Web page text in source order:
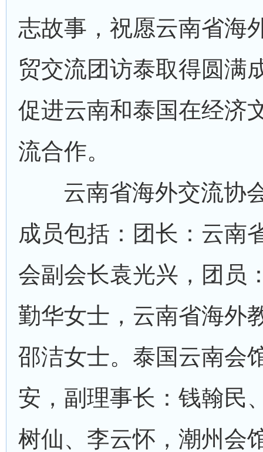
志故事，祝愿云南省海
贸交流团访泰取得圆满
促进云南和泰国在经济
流合作。
云南省海外交流协
成员包括：团长：云南
会副会长袁光兴，团员
勤华女士，云南省海外
邵洁女士。泰国云南会
安，副理事长：钱翰民
树仙、李云怀，潮州会